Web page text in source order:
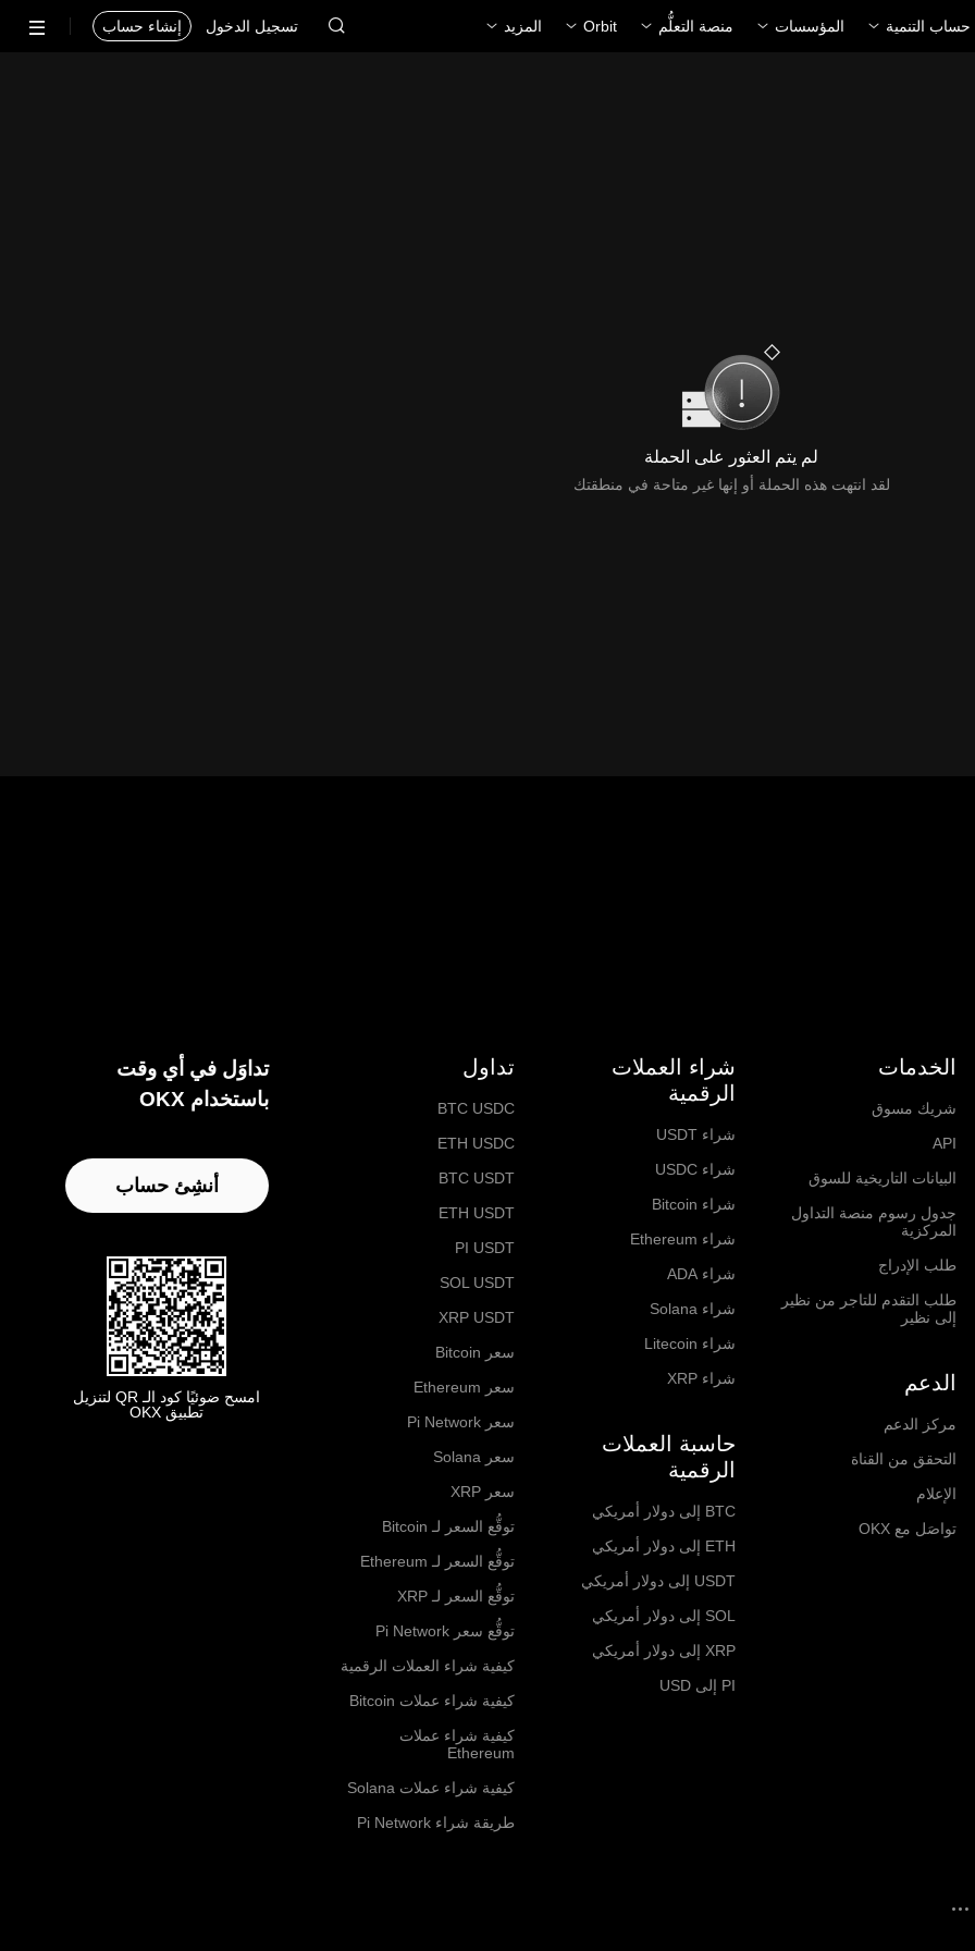
حساب التنمية المؤسسات منصة التعلُّم Orbit المزيد تسجيل الدخول إنشاء حساب
لم يتم العثور على الحملة
لقد انتهت هذه الحملة أو إنها غير متاحة في منطقتك
الخدمات
شريك مسوق
API
البيانات التاريخية للسوق
جدول رسوم منصة التداول
المركزية
طلب الإدراج
طلب التقدم للتاجر من نظير
إلى نظير
الدعم
مركز الدعم
التحقق من القناة
الإعلام
تواصَل مع OKX
شراء العملات
الرقمية
شراء USDT
شراء USDC
شراء Bitcoin
شراء Ethereum
شراء ADA
شراء Solana
شراء Litecoin
شراء XRP
حاسبة العملات
الرقمية
BTC إلى دولار أمريكي
ETH إلى دولار أمريكي
USDT إلى دولار أمريكي
SOL إلى دولار أمريكي
XRP إلى دولار أمريكي
PI إلى USD
تداول
BTC USDC
ETH USDC
BTC USDT
ETH USDT
PI USDT
SOL USDT
XRP USDT
سعر Bitcoin
سعر Ethereum
سعر Pi Network
سعر Solana
سعر XRP
توقُّع السعر لـ Bitcoin
توقُّع السعر لـ Ethereum
توقُّع السعر لـ XRP
توقُّع سعر Pi Network
كيفية شراء العملات الرقمية
كيفية شراء عملات Bitcoin
كيفية شراء عملات
Ethereum
كيفية شراء عملات Solana
طريقة شراء Pi Network
تداوَل في أي وقت
باستخدام OKX
أنشِئ حساب
امسح ضوئيًا كود الـ QR لتنزيل
تطبيق OKX